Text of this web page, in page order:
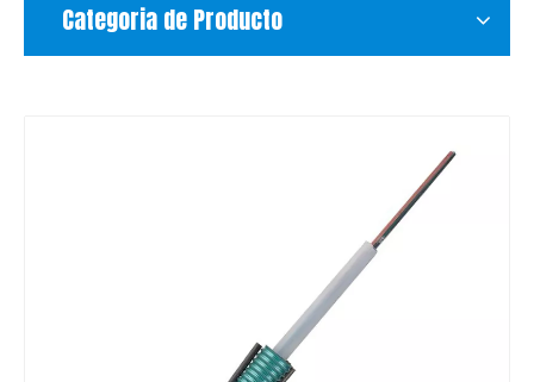
Categoria de Producto